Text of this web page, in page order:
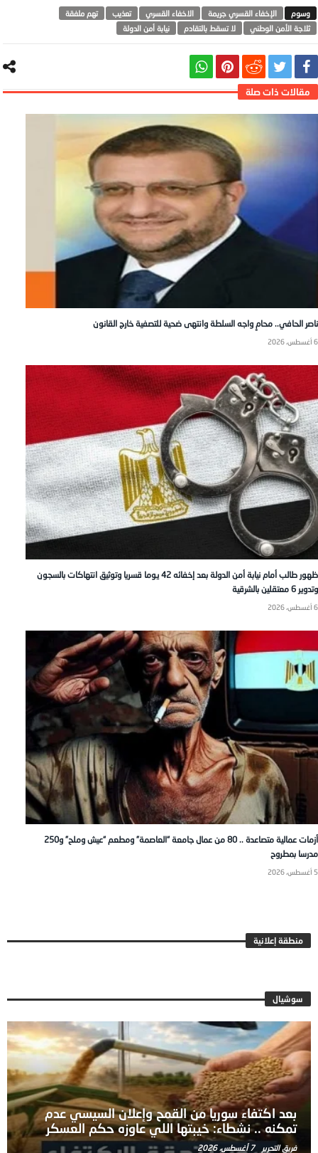
الإخفاء القسري جريمة الاخفاء القسري تعذيب
تهم ملفقة
ثلاجة الأمن الوطني
لا تسقط بالتقادم نيابة أمن الدولة
ناصر الحافي.. محامٍ واجه السلطة وانتهى ضحية للتصفية خارج القانون
6 أغسطس، 2026
ظهور طالب أمام نيابة أمن الدولة بعد إخفائه 42 يوما قسريا وتوثيق انتهاكات بالسجون
وتدوير 6 معتقلين بالشرقية
6 أغسطس، 2026
أزمات عمالية متصاعدة .. 80 من عمال جامعة “العاصمة” ومطعم “عيش وملح” و250
مدرسا بمطروح
5 أغسطس، 2026
منطقة إعلانية
سوشيال
بعد اكتفاء سوريا من القمح وإعلان السيسي عدم
تمكنه .. نشطاء: خيبتها اللي عاوزه حكم العسكر
فريق التحرير 7 أغسطس، 2026